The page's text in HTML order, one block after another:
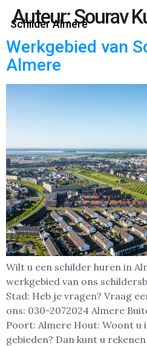
Schilder Almere
Auteur:Sourav
Werkgebied van
Almere
Wilt u een schilder huren in
werkgebied van ons
Stad: Heb je vragen? Vraag
ons: 030-2072024 Almere
Poort: Almere Hout: Woont u
gebieden? Dan kunt u